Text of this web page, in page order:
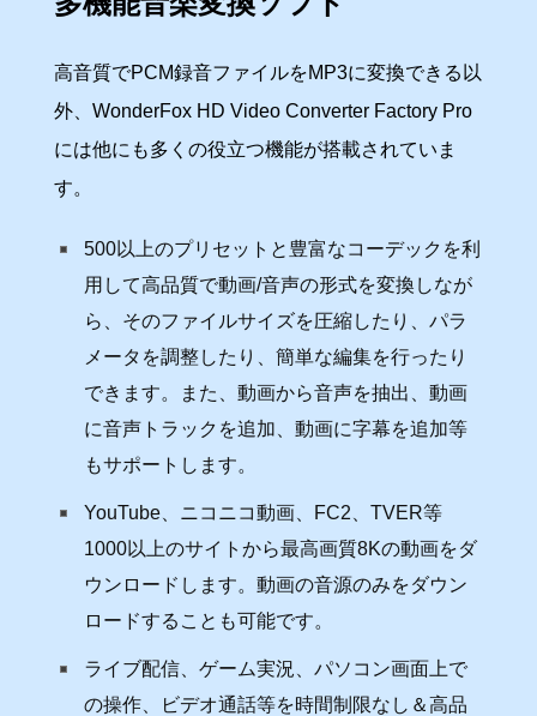
高音質でPCM録音ファイルをMP3に変換できる以
外、WonderFox HD Video Converter Factory Pro
には他にも多くの役立つ機能が搭載されていま
す。
500以上のプリセットと豊富なコーデックを利
用して高品質で動画/音声の形式を変換しなが
ら、そのファイルサイズを圧縮したり、パラ
メータを調整したり、簡単な編集を行ったり
できます。また、動画から音声を抽出、動画
に音声トラックを追加、動画に字幕を追加等
もサポートします。
YouTube、ニコニコ動画、FC2、TVER等
1000以上のサイトから最高画質8Kの動画をダ
ウンロードします。動画の音源のみをダウン
ロードすることも可能です。
ライブ配信、ゲーム実況、パソコン画面上で
の操作、ビデオ通話等を時間制限なし＆高品